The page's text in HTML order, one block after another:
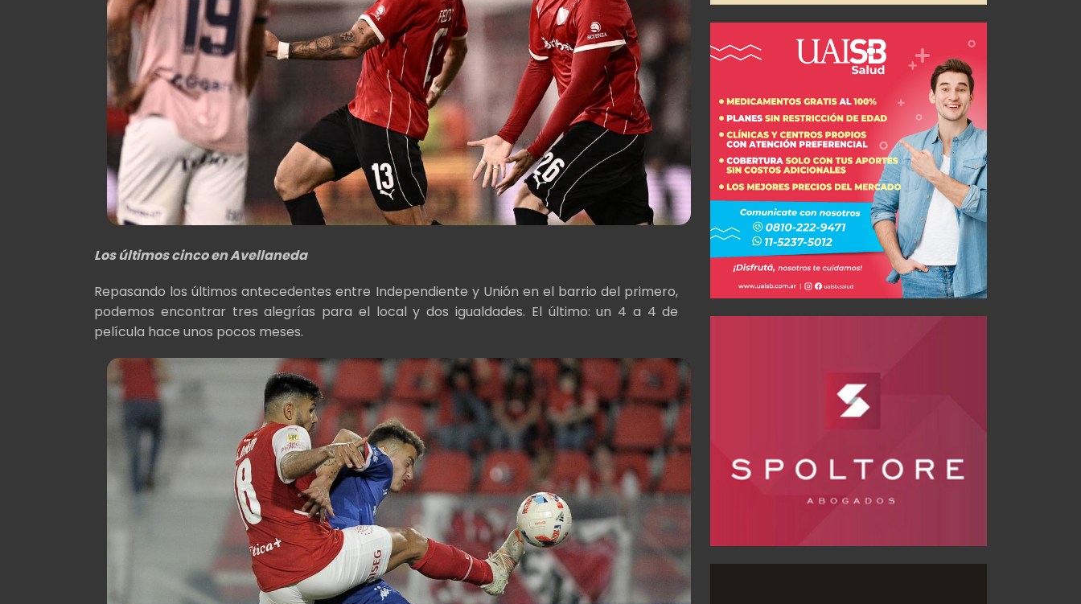
Los últimos cinco en Avellaneda
Repasando los últimos antecedentes entre Independiente y Unión en el barrio del primero,
podemos encontrar tres alegrías para el local y dos igualdades. El último: un 4 a 4 de
película hace unos pocos meses.